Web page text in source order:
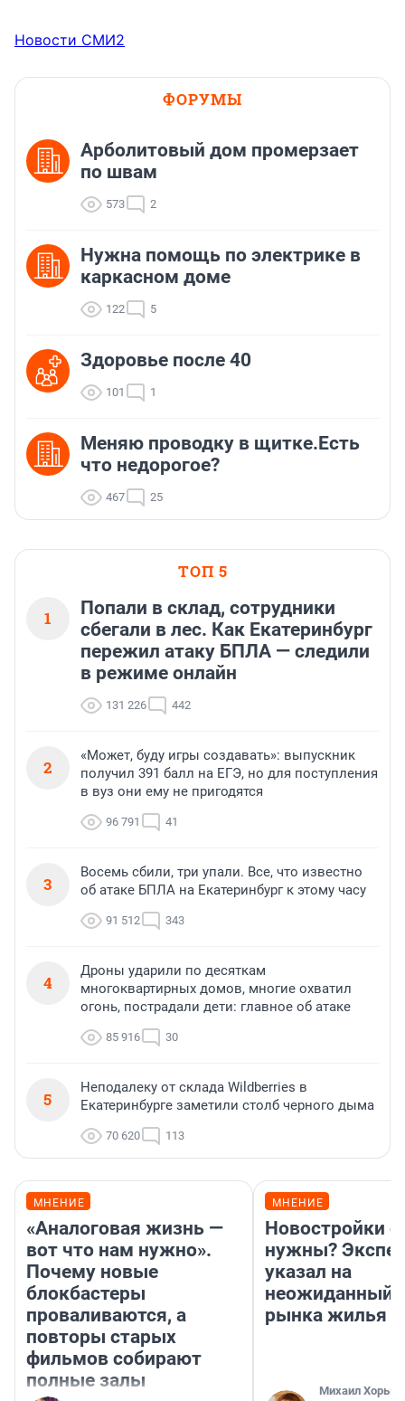
Новости СМИ2
ФОРУМЫ
Арболитовый дом промерзает
по швам
573 2
Нужна помощь по электрике в
каркасном доме
122 5
Здоровье после 40
101 1
Меняю проводку в щитке.Есть
что недорогое?
467 25
ТОП 5
1
Попали в склад, сотрудники
сбегали в лес. Как Екатеринбург
пережил атаку БПЛА — следили
в режиме онлайн
131 226 442
2
«Может, буду игры создавать»: выпускник
получил 391 балл на ЕГЭ, но для поступления
в вуз они ему не пригодятся
96 791 41
3
Восемь сбили, три упали. Все, что известно
об атаке БПЛА на Екатеринбург к этому часу
91 512 343
4
Дроны ударили по десяткам
многоквартирных домов, многие охватил
огонь, пострадали дети: главное об атаке
85 916 30
5
Неподалеку от склада Wildberries в
Екатеринбурге заметили столб черного дыма
70 620 113
МНЕНИЕ
«Аналоговая жизнь —
вот что нам нужно».
Почему новые
блокбастеры
проваливаются, а
повторы старых
фильмов собирают
полные залы
МНЕНИЕ
Новостройки
нужны?
указал на
неожиданный
рынка жилья
Михаил